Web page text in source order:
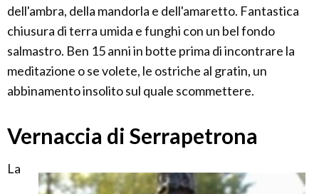
dell'ambra, della mandorla e dell'amaretto. Fantastica
chiusura di terra umida e funghi con un bel fondo
salmastro. Ben 15 anni in botte prima di incontrare la
meditazione o se volete, le ostriche al gratin, un
abbinamento insolito sul quale scommettere.
Vernaccia di Serrapetrona
La